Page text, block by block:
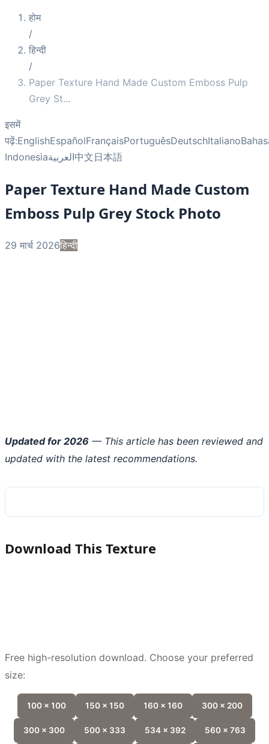
होम
/
हिन्दी
/
Paper Texture Hand Made Custom Emboss Pulp
Grey St...
इसमें
पढ़ें:EnglishEspañolFrançaisPortuguêsDeutschItaliano
Indonesiaالعربية中文日本語
Paper Texture Hand Made Custom
Emboss Pulp Grey Stock Photo
29 मार्च 2026हिन्दी
Updated for 2026 — This article has been reviewed and
updated with the latest recommendations.
Download This Texture
Free high-resolution download. Choose your preferred
size:
100 x 100 150 x 150 160 x 160 300 x 200
300 x 300 500 x 333 534 x 392 560 x 763